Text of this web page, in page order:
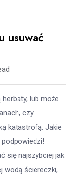
usuwać
lub może
czy
katastrofą. Jakie
podpowiedzi!
się najszybciej jak
wodą ściereczki,